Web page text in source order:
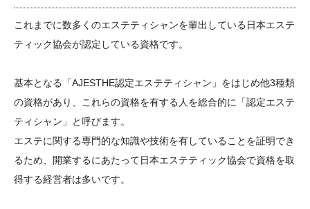
これまでに数多くのエステティシャンを輩出している日本エステ
ティック協会が認定している資格です。
基本となる「AJESTHE認定エステティシャン」をはじめ他3種類
の資格があり、これらの資格を有する人を総合的に「認定エステ
ティシャン」と呼びます。
エステに関する専門的な知識や技術を有していることを証明でき
るため、開業するにあたって日本エステティック協会で資格を取
得する経営者は多いです。